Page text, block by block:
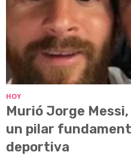
HOY
Murió Jorge
un pilar
deportiva